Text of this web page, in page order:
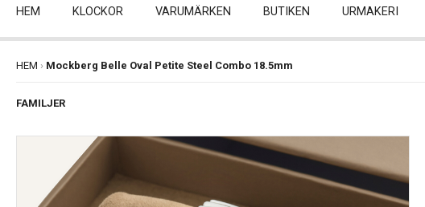
HEM KLOCKOR VARUMÄRKEN BUTIKEN URMAKERI
HEM › Mockberg Belle Oval Petite Steel Combo 18.5mm
FAMILJER